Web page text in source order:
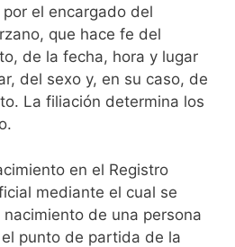
el encargado del
que hace fe del
de la fecha, hora y lugar
del sexo y, en su caso, de
La filiación determina los
en el Registro
mediante el cual se
de una persona
punto de partida de la